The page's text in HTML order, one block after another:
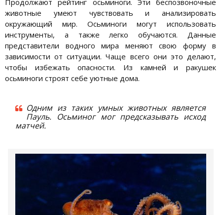
животные умеют чувствовать и анализировать
окружающий мир. Осьминоги могут использовать
инструменты, а также легко обучаются. Данные
представители водного мира меняют свою форму в
зависимости от ситуации. Чаще всего они это делают,
чтобы избежать опасности. Из камней и ракушек
осьминоги строят себе уютные дома.
Одним из таких умных животных является
Пауль. Осьминог мог предсказывать исход
матчей.